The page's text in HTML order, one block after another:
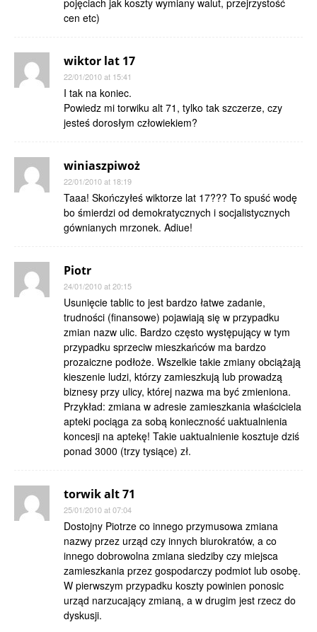
pojęciach jak koszty wymiany walut, przejrzystość
cen etc)
wiktor lat 17
22/01/2010 at 15:41
I tak na koniec.
Powiedz mi torwiku alt 71, tylko tak szczerze, czy
jesteś dorosłym człowiekiem?
winiaszpiwoż
22/01/2010 at 18:19
Taaa! Skończyłeś wiktorze lat 17??? To spuść wodę
bo śmierdzi od demokratycznych i socjalistycznych
gównianych mrzonek. Adiue!
Piotr
24/01/2010 at 20:15
Usunięcie tablic to jest bardzo łatwe zadanie,
trudności (finansowe) pojawiają się w przypadku
zmian nazw ulic. Bardzo często występujący w tym
przypadku sprzeciw mieszkańców ma bardzo
prozaiczne podłoże. Wszelkie takie zmiany obciążają
kieszenie ludzi, którzy zamieszkują lub prowadzą
biznesy przy ulicy, której nazwa ma być zmieniona.
Przykład: zmiana w adresie zamieszkania właściciela
apteki pociąga za sobą konieczność uaktualnienia
koncesji na aptekę! Takie uaktualnienie kosztuje dziś
ponad 3000 (trzy tysiące) zł.
torwik alt 71
25/01/2010 at 07:04
Dostojny Piotrze co innego przymusowa zmiana
nazwy przez urząd czy innych biurokratów, a co
innego dobrowolna zmiana siedziby czy miejsca
zamieszkania przez gospodarczy podmiot lub osobę.
W pierwszym przypadku koszty powinien ponosic
urząd narzucający zmianą, a w drugim jest rzecz do
dyskusji.